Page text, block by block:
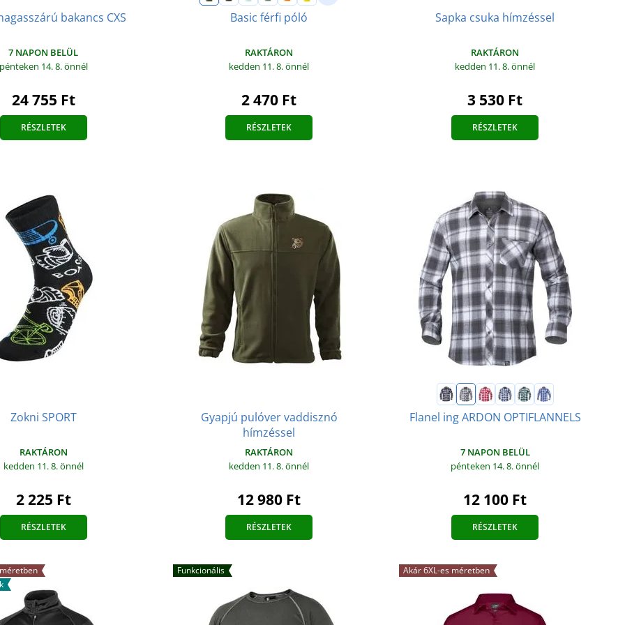
bakancs CXS
7 NAPON BELÜL
pénteken 14. 8.önnél
24 755 Ft
RÉSZLETEK
Basic férfi póló
RAKTÁRON
kedden 11. 8.önnél
2 470 Ft
RÉSZLETEK
Sapka csuka hímzéssel
RAKTÁRON
kedden 11. 8.önnél
3 530 Ft
RÉSZLETEK
Zokni SPORT
RAKTÁRON
kedden 11. 8.önnél
2 225 Ft
RÉSZLETEK
Gyapjú pulóver vaddisznó
hímzéssel
RAKTÁRON
kedden 11. 8.önnél
12 980 Ft
RÉSZLETEK
Flanel ing ARDON OPTIFLANNELS
7 NAPON BELÜL
pénteken 14. 8.önnél
12 100 Ft
RÉSZLETEK
Funkcionális Akár 6XL-es méretben